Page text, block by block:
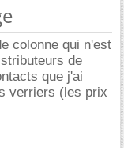
colonne qui n'est
de
que j'ai
verriers (les prix